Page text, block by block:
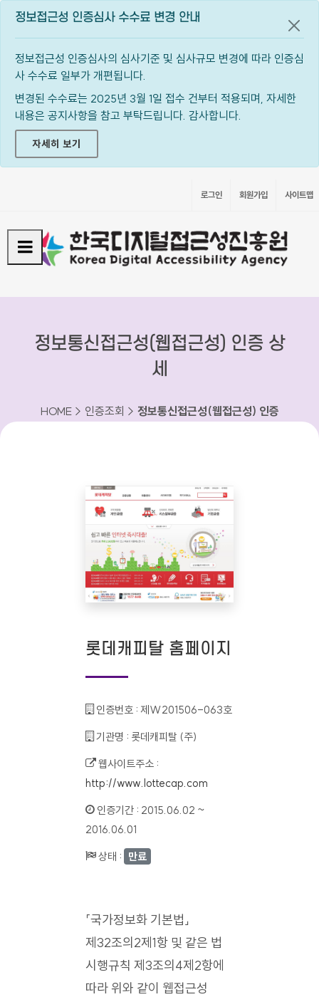
정보접근성 인증심사 수수료 변경 안내
정보접근성 인증심사의 심사기준 및 심사규모 변경에 따라 인증심
사 수수료 일부가 개편됩니다.
변경된 수수료는 2025년 3월 1일 접수 건부터 적용되며, 자세한
내용은 공지사항을 참고 부탁드립니다. 감사합니다.
자세히 보기
공지
로그인 회원가입 사이트맵
정보통신접근성(웹접근성) 인증 상
세
HOME > 인증조회 > 정보통신접근성(웹접근성) 인증
롯데캐피탈 홈페이지
인증번호 : 제W201506-063호
기관명 : 롯데캐피탈 (주)
웹사이트주소 :
http://www.lottecap.com
인증기간 : 2015.06.02 ~
2016.06.01
상태 : 만료
「국가정보화 기본법」
제32조의2제1항 및 같은 법
시행규칙 제3조의4제2항에
따라 위와 같이 웹접근성